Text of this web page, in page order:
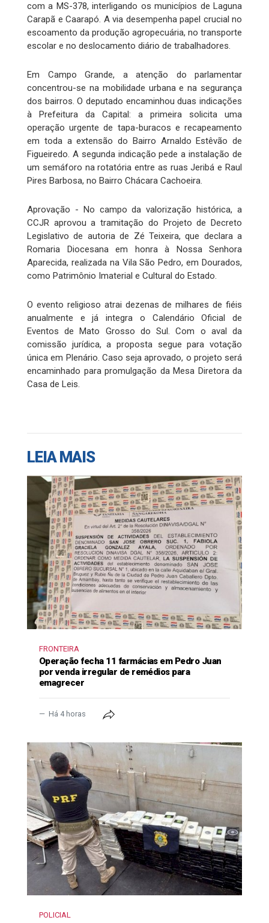
com a MS-378, interligando os municípios de Laguna
Carapã e Caarapó. A via desempenha papel crucial no
escoamento da produção agropecuária, no transporte
escolar e no deslocamento diário de trabalhadores.
Em Campo Grande, a atenção do parlamentar
concentrou-se na mobilidade urbana e na segurança
dos bairros. O deputado encaminhou duas indicações
à Prefeitura da Capital: a primeira solicita uma
operação urgente de tapa-buracos e recapeamento
em toda a extensão do Bairro Arnaldo Estêvão de
Figueiredo. A segunda indicação pede a instalação de
um semáforo na rotatória entre as ruas Jeribá e Raul
Pires Barbosa, no Bairro Chácara Cachoeira.
Aprovação - No campo da valorização histórica, a
CCJR aprovou a tramitação do Projeto de Decreto
Legislativo de autoria de Zé Teixeira, que declara a
Romaria Diocesana em honra à Nossa Senhora
Aparecida, realizada na Vila São Pedro, em Dourados,
como Patrimônio Imaterial e Cultural do Estado.
O evento religioso atrai dezenas de milhares de fiéis
anualmente e já integra o Calendário Oficial de
Eventos de Mato Grosso do Sul. Com o aval da
comissão jurídica, a proposta segue para votação
única em Plenário. Caso seja aprovado, o projeto será
encaminhado para promulgação da Mesa Diretora da
Casa de Leis.
LEIA MAIS
FRONTEIRA
Operação fecha 11 farmácias em Pedro Juan
por venda irregular de remédios para
emagrecer
Há 4 horas
POLICIAL